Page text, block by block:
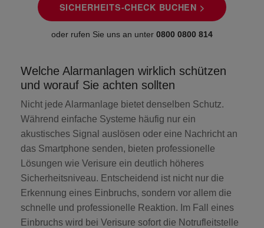
SICHERHEITS-CHECK BUCHEN >
oder rufen Sie uns an unter 0800 0800 814
Welche Alarmanlagen wirklich schützen
und worauf Sie achten sollten
Nicht jede Alarmanlage bietet denselben Schutz.
Während einfache Systeme häufig nur ein
akustisches Signal auslösen oder eine Nachricht an
das Smartphone senden, bieten professionelle
Lösungen wie Verisure ein deutlich höheres
Sicherheitsniveau. Entscheidend ist nicht nur die
Erkennung eines Einbruchs, sondern vor allem die
schnelle und professionelle Reaktion. Im Fall eines
Einbruchs wird bei Verisure sofort die Notrufleitstelle